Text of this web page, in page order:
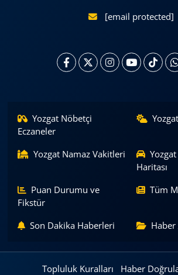
[email protected]
Yozgat Nöbetçi
Eczaneler
Yozgat Namaz Vakitleri
Haritası
Puan Durumu ve
Fikstür
Tüm
Son Dakika Haberleri
Topluluk Kuralları
Haber